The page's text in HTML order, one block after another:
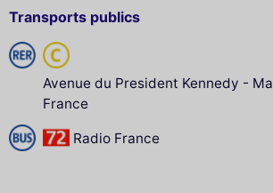
Transports publics
Avenue du President Kennedy -
France
Radio France